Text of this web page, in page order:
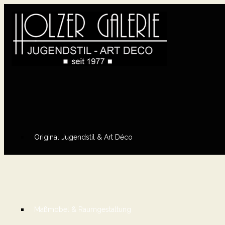
Original Jugendstil & Art Déco
Maßmöbel & Raumgestaltung